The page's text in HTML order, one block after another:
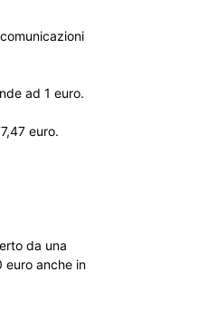
ad 1 euro.
euro.
da una
euro anche in